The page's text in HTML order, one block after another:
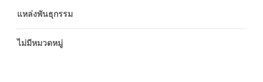
แหล่งพันธุกรรม
ไม่มีหมวดหมู่